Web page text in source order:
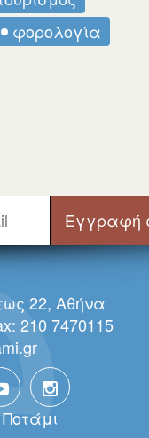
φορολογία
22, Αθήνα
210 7470115